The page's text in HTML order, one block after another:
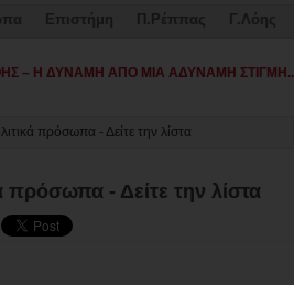
Επιστήμη Π.Ρέππας Γ.Λόης
πρόσωπα - Δείτε την λίστα
πρόσωπα - Δείτε την λίστα